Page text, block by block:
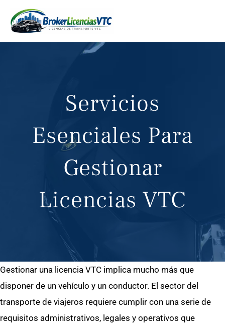
content
Servicios
Esenciales Para
Gestionar
Licencias VTC
Gestionar una licencia VTC implica mucho más que
disponer de un vehículo y un conductor. El sector del
transporte de viajeros requiere cumplir con una serie de
requisitos administrativos, legales y operativos que